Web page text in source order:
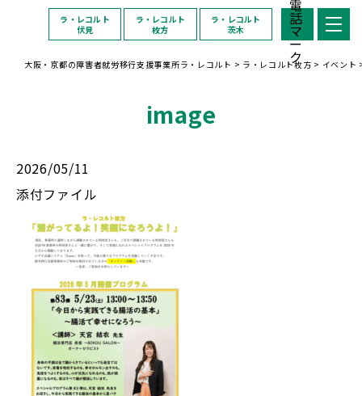
ラ・レコルト
伏見
ラ・レコルト
枚方
ラ・レコルト
茨木
大阪・京都の障害者就労移行支援事業所ラ・レコルト > ラ・レコルト枚方 > イベント
image
2026/05/11
添付ファイル